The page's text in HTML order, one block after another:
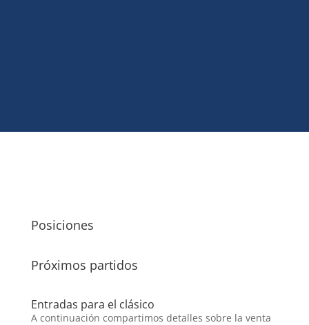
Posiciones
Próximos partidos
Entradas para el clásico
A continuación compartimos detalles sobre la venta